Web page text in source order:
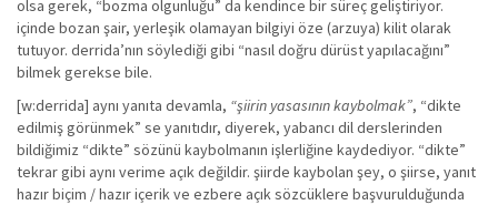
olsa gerek, “bozma olgunluğu” da kendince bir süreç geliştiriyor.
içinde bozan şair, yerleşik olamayan bilgiyi öze (arzuya) kilit olarak
tutuyor. derrida’nın söylediği gibi “nasıl doğru dürüst yapılacağını”
bilmek gerekse bile.
[w:derrida] aynı yanıta devamla, “şiirin yasasının kaybolmak”, “dikte
edilmiş görünmek” se yanıtıdır, diyerek, yabancı dil derslerinden
bildiğimiz “dikte” sözünü kaybolmanın işlerliğine kaydediyor. “dikte”
tekrar gibi aynı verime açık değildir. şiirde kaybolan şey, o şiirse, yanıt
hazır biçim / hazır içerik ve ezbere açık sözcüklere başvurulduğunda